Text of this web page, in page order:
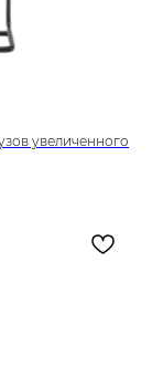
увеличенного